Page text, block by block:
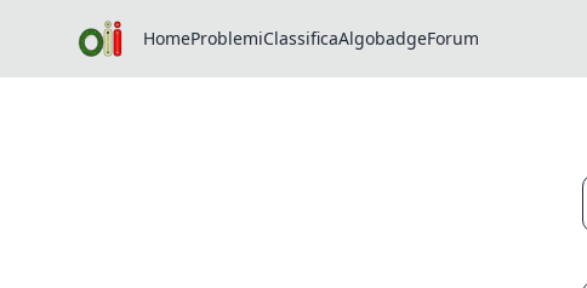
HomeProblemiClassificaAlgobadgeForum